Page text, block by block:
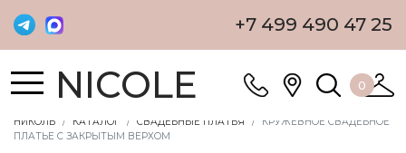
+7 499 490 47 25
NICOLE 0
НИКОЛЬ КАТАЛОГ СВАДЕБНЫЕ ПЛАТЬЯ
КРУЖЕВНОЕ СВАДЕБНОЕ
ПЛАТЬЕ С ЗАКРЫТЫМ ВЕРХОМ